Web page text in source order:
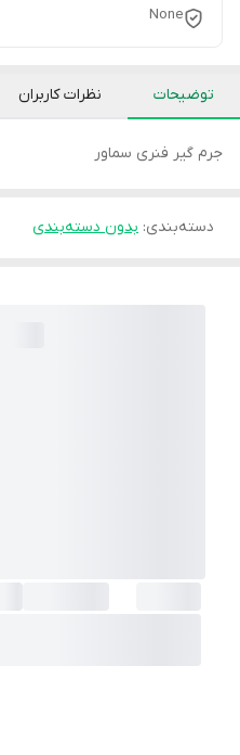
None
توضیحات نظرات کاربران
جرم گیر فنری سماور
دسته‌بندی: بدون دسته‌بندی